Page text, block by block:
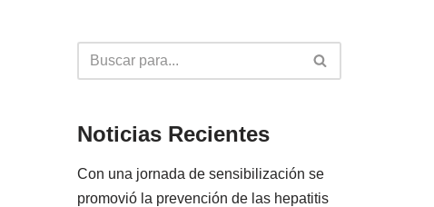
Noticias Recientes
Con una jornada de sensibilización se
promovió la prevención de las hepatitis